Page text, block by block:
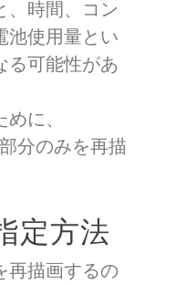
、時間、コン
池使用量とい
る可能性があ
に、
分のみを再描
定方法
再描画するの